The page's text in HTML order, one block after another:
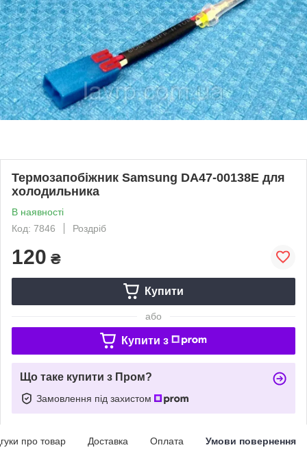
Термозапобіжник Samsung DA47-00138E для
холодильника
В наявності
Код: 7846
Роздріб
120 ₴
Купити
або
Купити з
Що таке купити з Пром?
Замовлення під захистом
про товар Доставка Оплата Умови повернення